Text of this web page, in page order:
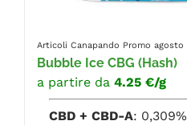
Articoli Canapando Promo agosto
Bubble Ice CBG (Hash)
a partire da 4.25 €/g
CBD + CBD-A: 0,309%